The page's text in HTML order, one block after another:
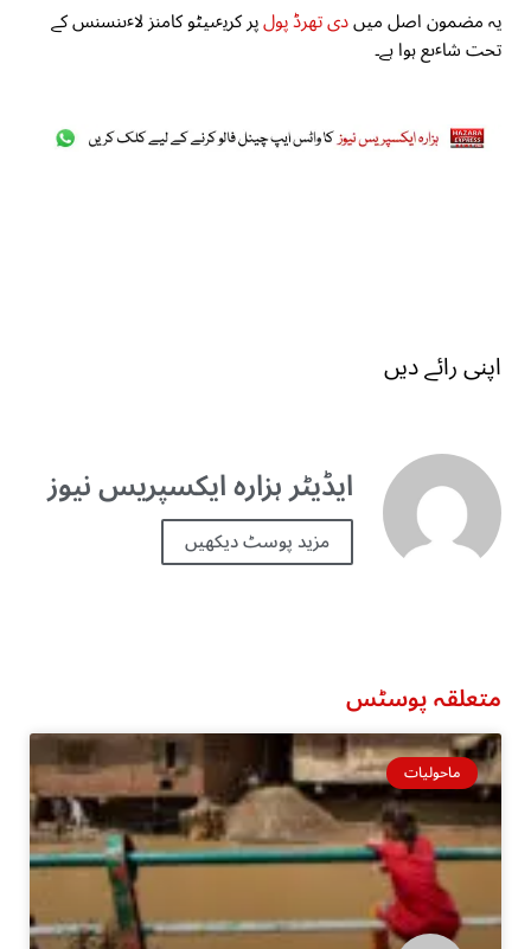
یہ مضمون اصل میںدی تھرڈ پولپر کریٸیٹو کامنز لاٸنسنس کے
تحت شاٸع ہوا ہے۔
اپنی رائے دیں
ایڈیٹر ہزارہ ایکسپریس نیوز
مزید پوسٹ دیکھیں
متعلقہ پوسٹس
ماحولیات